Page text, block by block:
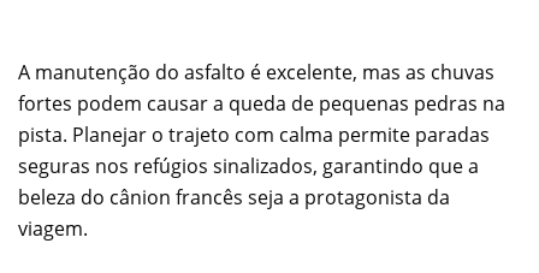
A manutenção do asfalto é excelente, mas as chuvas
fortes podem causar a queda de pequenas pedras na
pista. Planejar o trajeto com calma permite paradas
seguras nos refúgios sinalizados, garantindo que a
beleza do cânion francês seja a protagonista da
viagem.